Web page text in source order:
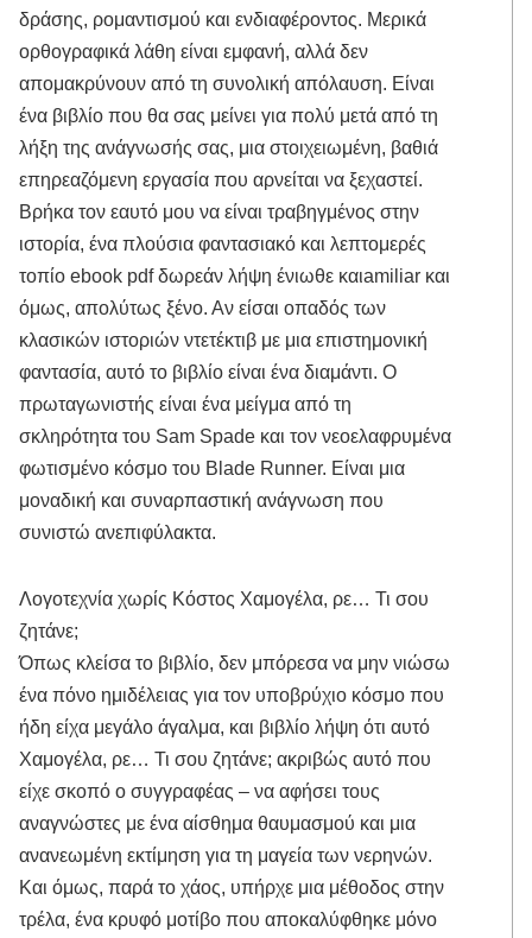
δράσης, ρομαντισμού και ενδιαφέροντος. Μερικά
ορθογραφικά λάθη είναι εμφανή, αλλά δεν
απομακρύνουν από τη συνολική απόλαυση. Είναι
ένα βιβλίο που θα σας μείνει για πολύ μετά από τη
λήξη της ανάγνωσής σας, μια στοιχειωμένη, βαθιά
επηρεαζόμενη εργασία που αρνείται να ξεχαστεί.
Βρήκα τον εαυτό μου να είναι τραβηγμένος στην
ιστορία, ένα πλούσια φαντασιακό και λεπτομερές
τοπίο ebook pdf δωρεάν λήψη ένιωθε καιamiliar και
όμως, απολύτως ξένο. Αν είσαι οπαδός των
κλασικών ιστοριών ντετέκτιβ με μια επιστημονική
φαντασία, αυτό το βιβλίο είναι ένα διαμάντι. Ο
πρωταγωνιστής είναι ένα μείγμα από τη
σκληρότητα του Sam Spade και τον νεοελαφρυμένα
φωτισμένο κόσμο του Blade Runner. Είναι μια
μοναδική και συναρπαστική ανάγνωση που
συνιστώ ανεπιφύλακτα.
Λογοτεχνία χωρίς Κόστος Χαμογέλα, ρε… Τι σου
ζητάνε;
Όπως κλείσα το βιβλίο, δεν μπόρεσα να μην νιώσω
ένα πόνο ημιδέλειας για τον υποβρύχιο κόσμο που
ήδη είχα μεγάλο άγαλμα, και βιβλίο λήψη ότι αυτό
Χαμογέλα, ρε… Τι σου ζητάνε; ακριβώς αυτό που
είχε σκοπό ο συγγραφέας – να αφήσει τους
αναγνώστες με ένα αίσθημα θαυμασμού και μια
ανανεωμένη εκτίμηση για τη μαγεία των νερηνών.
Και όμως, παρά το χάος, υπήρχε μια μέθοδος στην
τρέλα, ένα κρυφό μοτίβο που αποκαλύφθηκε μόνο